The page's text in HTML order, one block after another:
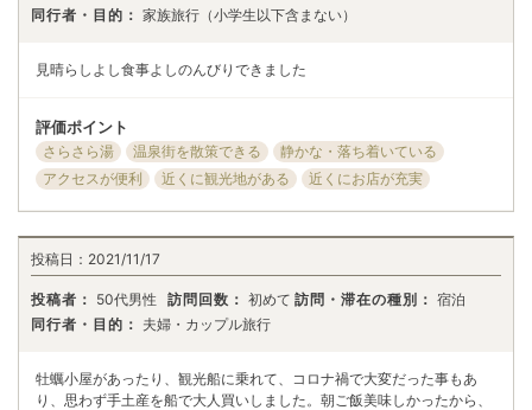
同行者・目的： 家族旅行（小学生以下含まない）
見晴らしよし食事よしのんびりできました
評価ポイント
さらさら湯 温泉街を散策できる
静かな・落ち着いている
アクセスが便利
近くに観光地がある 近くにお店が充実
投稿日： 2021/11/17
投稿者： 50代男性 訪問回数： 初めて 訪問・滞在の種別： 宿泊
同行者・目的： 夫婦・カップル旅行
牡蠣小屋があったり、観光船に乗れて、コロナ禍で大変だった事もあ
り、思わず手土産を船で大人買いしました。朝ご飯美味しかったから、